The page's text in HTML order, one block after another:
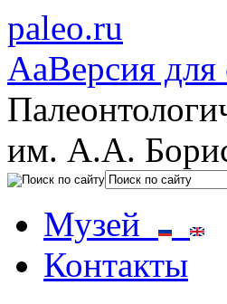
paleo.ru
AaВерсия
им. А.А.
Музей
Контакты